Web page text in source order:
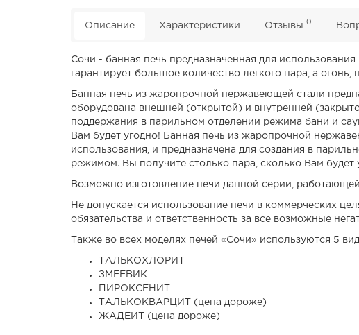
Описание Характеристики Отзывы 0
Сочи - банная печь предназначенная для
гарантирует большое количество легкого пара, а
Банная печь из жаропрочной нержавеющей стали
оборудована внешней (открытой) и внутренней
поддержания в парильном отделении режима бани и
Вам будет угодно! Банная печь из жаропрочной
использования, и предназначена для создания в
режимом. Вы получите столько пара, сколько Вам будет
Возможно изготовление печи данной серии,
Не допускается использование печи в коммерческих
обязательства и ответственность за все возможные
Также во всех моделях печей «Сочи» используются 5
ТАЛЬКОХЛОРИТ
ЗМЕЕВИК
ПИРОКСЕНИТ
ТАЛЬКОКВАРЦИТ (цена дороже)
ЖАДЕИТ (цена дороже)